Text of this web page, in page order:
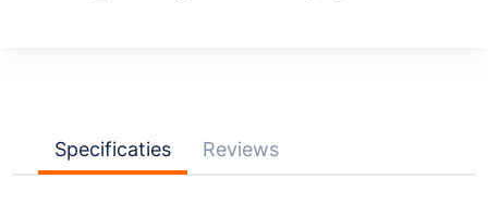
Specificaties Reviews